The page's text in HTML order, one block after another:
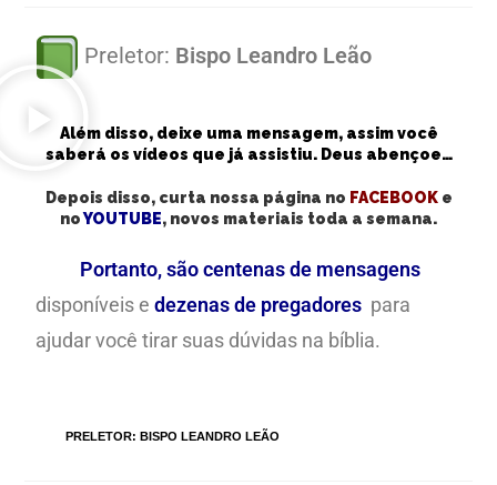
Preletor: Bispo Leandro Leão
Além disso, deixe uma mensagem, assim você
saberá os vídeos que já assistiu. Deus abençoe…
Depois disso, curta nossa página no FACEBOOKe
noYOUTUBE, novos materiais toda a semana.
Portanto, são centenas de mensagens
disponíveis edezenas de pregadores para
ajudar você tirar suas dúvidas na bíblia.
PRELETOR: BISPO LEANDRO LEÃO